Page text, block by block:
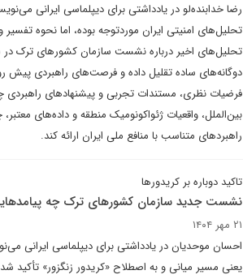
رضا خدابنده‌لو در یادداشتی برای دیپلماسی ایرانی
تحلیل‌های امنیتی ایران موردتوجه بوده، اما نحوه
تحلیل‌های اخیر درباره نشست سازمان کشورهای ترک در
دوگانه‌های ساده تقلیل داده و فرصت‌های راهبردی پیش
فرضیات نظری، مستندات تجربی و پیشنهادهای راهبردی
بین‌الملل، واقعیات ژئواکونومیک منطقه و داده‌های
راهبردهای متناسب با منافع ملی ایران ارائه کند.
تاکید دوباره بر کریدورها
نشست جدید سازمان کشورهای ترک چه
۲۱ مهر ۱۴۰۴
احسان موحدیان در یادداشتی برای دیپلماسی ایرانی
یعنی مسیر میانی و به اصطلاح «کریدور زنگزور» تأکید شد